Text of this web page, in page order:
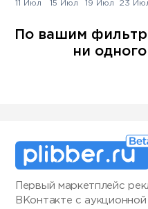
По вашим
ни
Первый маркетплейс
ВКонтакте с